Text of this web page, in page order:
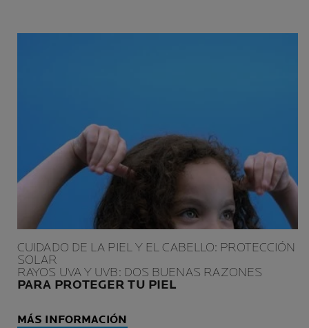
CUIDADO DE LA PIEL Y EL CABELLO: PROTECCIÓN
SOLAR
RAYOS UVA Y UVB: DOS BUENAS RAZONES
PARA PROTEGER TU PIEL
MÁS INFORMACIÓN